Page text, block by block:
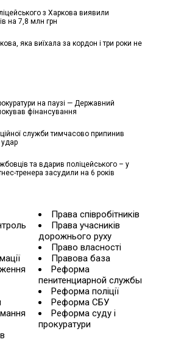
з Харкова виявили
на 7,8 млн грн
яка виїхала за кордон і три роки не
на паузі — Державний
фінансування
служби тимчасово припинив
удар
та вдарив поліцейського – у
тренера засудили на 6 років
Права співробітників
Права учасників
дорожнього руху
Право власності
Правова база
Реформа
пенитенциарной службы
Реформа поліції
Реформа СБУ
Реформа суду і
прокуратури